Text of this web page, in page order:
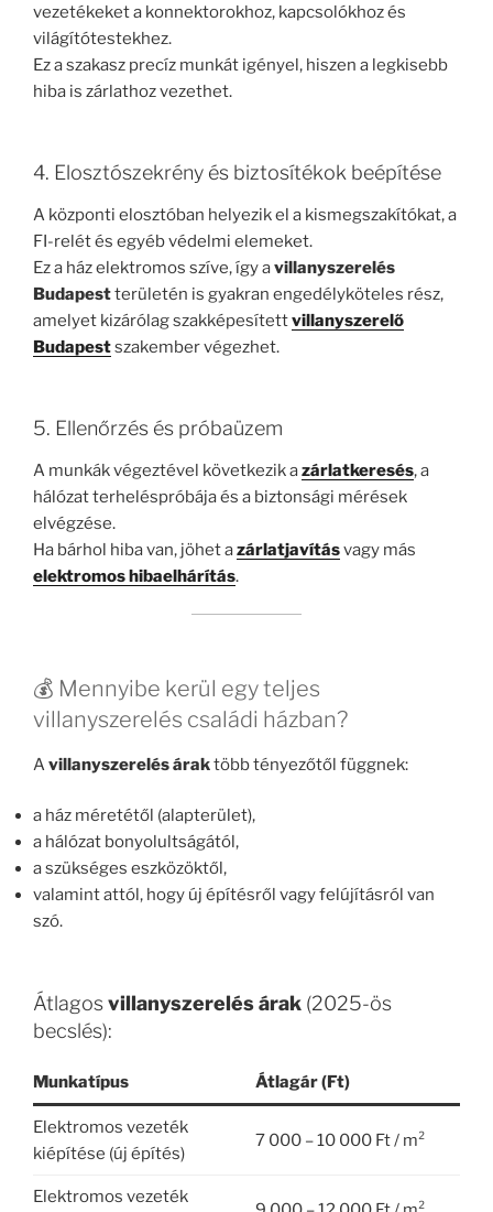
vezetékeket a konnektorokhoz, kapcsolókhoz és
világítótestekhez.
Ez a szakasz precíz munkát igényel, hiszen a legkisebb
hiba is zárlathoz vezethet.
4. Elosztószekrény és biztosítékok beépítése
A központi elosztóban helyezik el a kismegszakítókat, a
FI-relét és egyéb védelmi elemeket.
Ez a ház elektromos szíve, így avillanyszerelés
Budapestterületén is gyakran engedélyköteles rész,
amelyet kizárólag szakképesítettvillanyszerelő
Budapestszakember végezhet.
5. Ellenőrzés és próbaüzem
A munkák végeztével következik azárlatkeresés, a
hálózat terheléspróbája és a biztonsági mérések
elvégzése.
Ha bárhol hiba van, jöhet azárlatjavításvagy más
elektromos hibaelhárítás.
💰 Mennyibe kerül egy teljes
villanyszerelés családi házban?
Avillanyszerelés áraktöbb tényezőtől függnek:
a ház méretétől (alapterület),
a hálózat bonyolultságától,
a szükséges eszközöktől,
valamint attól, hogy új építésről vagy felújításról van
szó.
Átlagosvillanyszerelés árak (2025-ös
becslés):
Munkatípus Átlagár (Ft)
Elektromos vezeték
kiépítése (új építés)
7 000 – 10 000 Ft / m²
Elektromos vezeték